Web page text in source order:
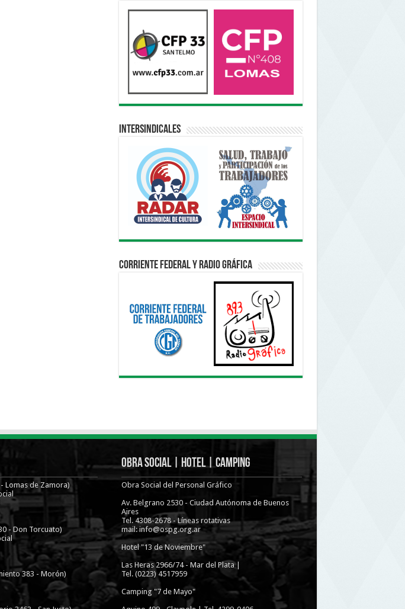
Intersindicales
Corriente Federal y Radio Gráfica
Lomas de Zamora)
- Don Torcuato)
383 - Morón)
Obra Social | Hotel | Camping
Obra Social del Personal Gráfico
Av. Belgrano 2530 - Ciudad Autónoma de Buenos
Aires
Tel. 4308-2678 - Líneas rotativas
mail: info@ospg.org.ar
Hotel "13 de Noviembre"
Las Heras 2966/74 - Mar del Plata |
Tel. (0223) 4517959
Camping "7 de Mayo"